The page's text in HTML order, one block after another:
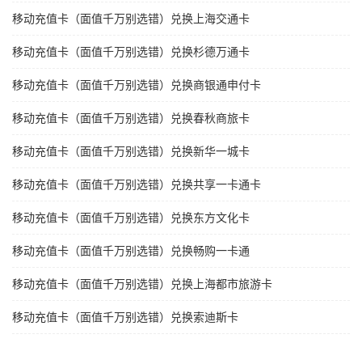
移动充值卡（面值千万别选错）兑换上海交通卡
移动充值卡（面值千万别选错）兑换杉德万通卡
移动充值卡（面值千万别选错）兑换商银通申付卡
移动充值卡（面值千万别选错）兑换春秋商旅卡
移动充值卡（面值千万别选错）兑换新华一城卡
移动充值卡（面值千万别选错）兑换共享一卡通卡
移动充值卡（面值千万别选错）兑换东方文化卡
移动充值卡（面值千万别选错）兑换畅购一卡通
移动充值卡（面值千万别选错）兑换上海都市旅游卡
移动充值卡（面值千万别选错）兑换索迪斯卡